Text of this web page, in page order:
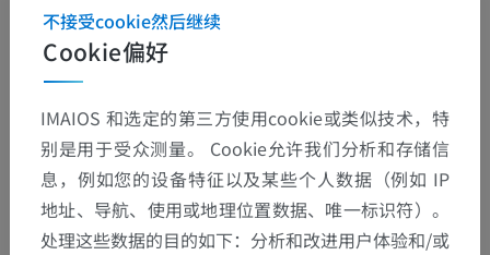
解剖层次
人体解剖学2
Cookie偏好
不接受cookie然后继续
IMAIOS 和选定的第三方使用cookie或类似技术，特
别是用于受众测量。 Cookie允许我们分析和存储信
息，例如您的设备特征以及某些个人数据（例如 IP
地址、导航、使用或地理位置数据、唯一标识符）。
处理这些数据的目的如下：分析和改进用户体验和/或